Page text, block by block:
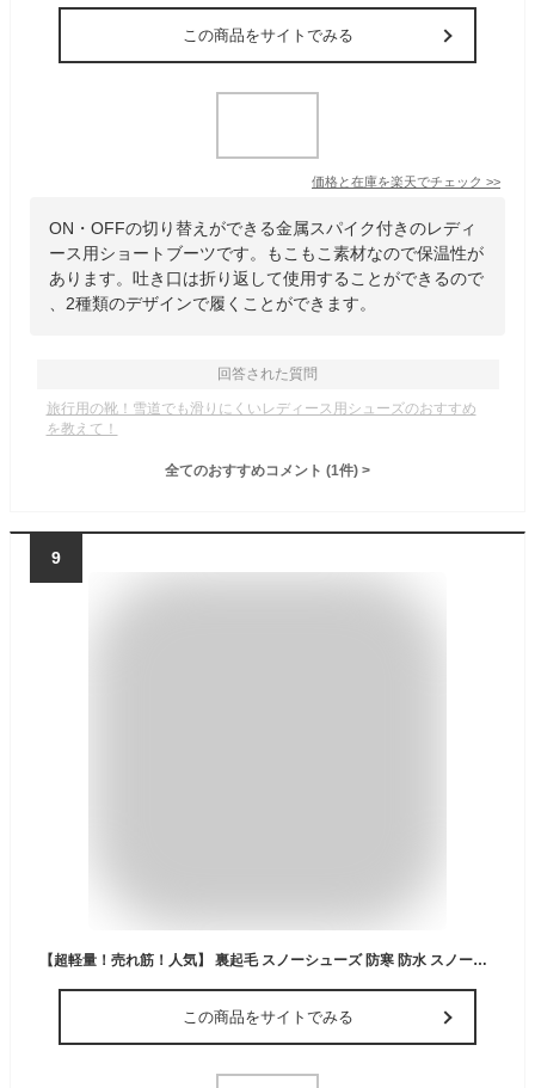
この商品をサイトでみる
価格と在庫を楽天でチェック >>
ON・OFFの切り替えができる金属スパイク付きのレディ
ース用ショートブーツです。もこもこ素材なので保温性が
あります。吐き口は折り返して使用することができるので
、2種類のデザインで履くことができます。
回答された質問
旅行用の靴！雪道でも滑りにくいレディース用シューズのおすすめ
を教えて！
全てのおすすめコメント (1件) >
9
【超軽量！売れ筋！人気】 裏起毛 スノーシューズ 防寒 防水 スノーブーツ 疲れない 滑らない 軽い ショートブーツ レインシューズ 防水スニーカー 春 秋 冬 雪 早春 初春 雨 暖かい 保温 軽い 柔らかい 冬靴 雪靴 雪道 レディース メンズ おすすめ おしゃれ カジュアル
この商品をサイトでみる